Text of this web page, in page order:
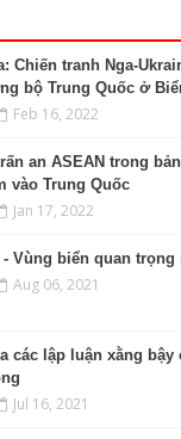
Chiến tranh Nga-
bộ Trung Quốc ở
Feb 16, 2022
an ASEAN trong
vào Trung Quốc
Jan 17, 2022
Vùng biển quan trọng
Aug 06, 2021
các lập luận xằng bậy
Jul 16, 2021